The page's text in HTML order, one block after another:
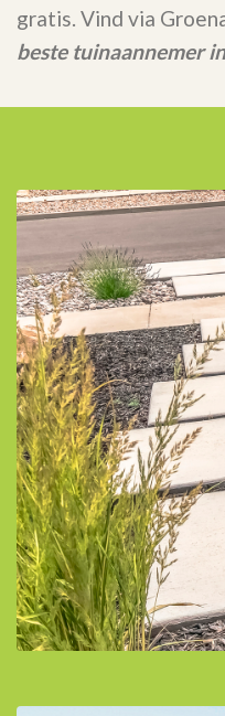
gratis. Vind via
beste tuinaannemer